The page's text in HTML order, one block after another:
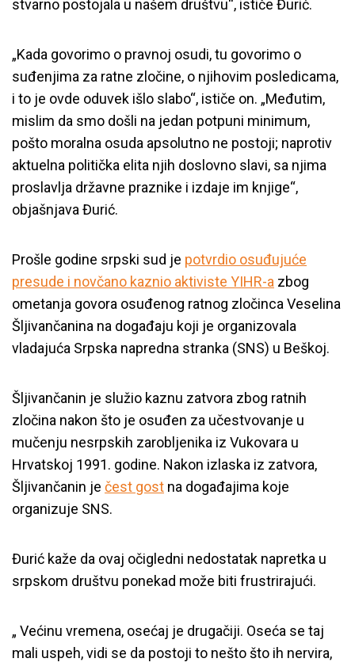
stvarno postojala u našem društvu“, ističe Đurić.
„Kada govorimo o pravnoj osudi, tu govorimo o
suđenjima za ratne zločine, o njihovim posledicama,
i to je ovde oduvek išlo slabo“, ističe on. „Međutim,
mislim da smo došli na jedan potpuni minimum,
pošto moralna osuda apsolutno ne postoji; naprotiv
aktuelna politička elita njih doslovno slavi, sa njima
proslavlja državne praznike i izdaje im knjige“,
objašnjava Đurić.
Prošle godine srpski sud je potvrdio osuđujuće
presude i novčano kaznio aktiviste YIHR-a zbog
ometanja govora osuđenog ratnog zločinca Veselina
Šljivančanina na događaju koji je organizovala
vladajuća Srpska napredna stranka (SNS) u Beškoj.
Šljivančanin je služio kaznu zatvora zbog ratnih
zločina nakon što je osuđen za učestvovanje u
mučenju nesrpskih zarobljenika iz Vukovara u
Hrvatskoj 1991. godine. Nakon izlaska iz zatvora,
Šljivančanin je čest gost na događajima koje
organizuje SNS.
Đurić kaže da ovaj očigledni nedostatak napretka u
srpskom društvu ponekad može biti frustrirajući.
„ Većinu vremena, osećaj je drugačiji. Oseća se taj
mali uspeh, vidi se da postoji to nešto što ih nervira,